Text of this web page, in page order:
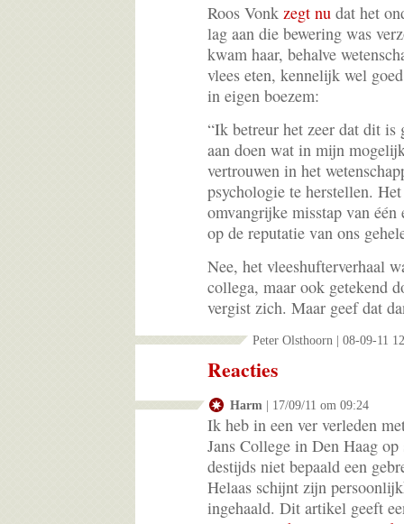
Roos Vonk zegt nu dat het
lag aan die bewering was
kwam haar, behalve
vlees eten, kennelijk wel
in eigen boezem:
“Ik betreur het zeer dat dit is
aan doen wat in mijn
vertrouwen in het
psychologie te herstellen.
omvangrijke misstap van
op de reputatie van ons
Nee, het vleeshufterverhaal
collega, maar ook getekend
vergist zich. Maar geef dat
Peter Olsthoorn | 08-09-11
Reacties
Harm | 17/09/11 om 09:24
Ik heb in een ver verleden
Jans College in Den Haag
destijds niet bepaald een
Helaas schijnt zijn
ingehaald. Dit artikel geeft